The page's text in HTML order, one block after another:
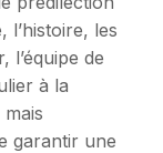
l’histoire, les
l’équipe de
à la
garantir une